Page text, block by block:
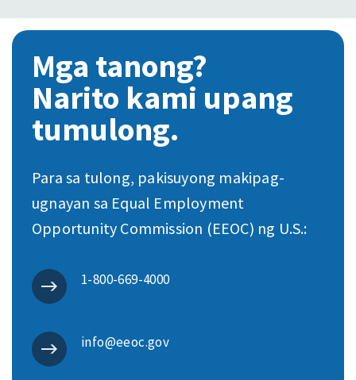
Mga tanong?
Narito kami upang
tumulong.
Para sa tulong, pakisuyong makipag-
ugnayan sa Equal Employment
Opportunity Commission (EEOC) ng U.S.:
1-800-669-4000
info@eeoc.gov